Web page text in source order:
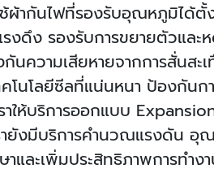
ผ้ากันไฟที่รองรับอุณหภูมิได้ตั้
งดึง รองรับการขยายตัวแล
นความเสียหายจากการสั่นสะ
โนโลยีซีลที่แน่นหนา ป้องกันก
าให้บริการออกแบบ
ยังมีบริการคำนวณแรงดัน อุณ
และเพิ่มประสิทธิภาพการทำ